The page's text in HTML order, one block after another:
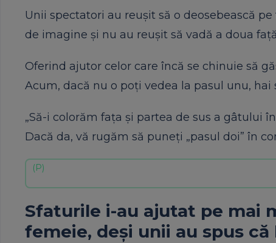
Unii spectatori au reușit să o deosebească
de imagine și nu au reușit să vadă a doua
Oferind ajutor celor care încă se chinuie să
Acum, dacă nu o poți vedea la pasul unu, hai
„Să-i colorăm fața și partea de sus a gâtului
Dacă da, vă rugăm să puneți „pasul doi” în
Sfaturile i-au ajutat pe mai
femeie, deși unii au spus că